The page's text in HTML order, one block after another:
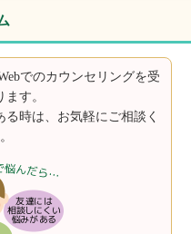
でのカウンセリングを受
す。
時は、お気軽にご相談く